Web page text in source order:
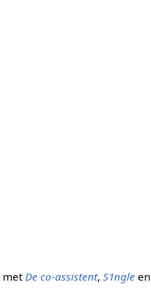
metDe co-assistent,S1ngle